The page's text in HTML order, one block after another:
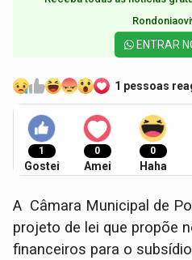
ENTRAR
1 pessoas
1
Gostei
0
Amei
0
Haha
A Câmara Municipal de
projeto de lei que propõe
financeiros para o